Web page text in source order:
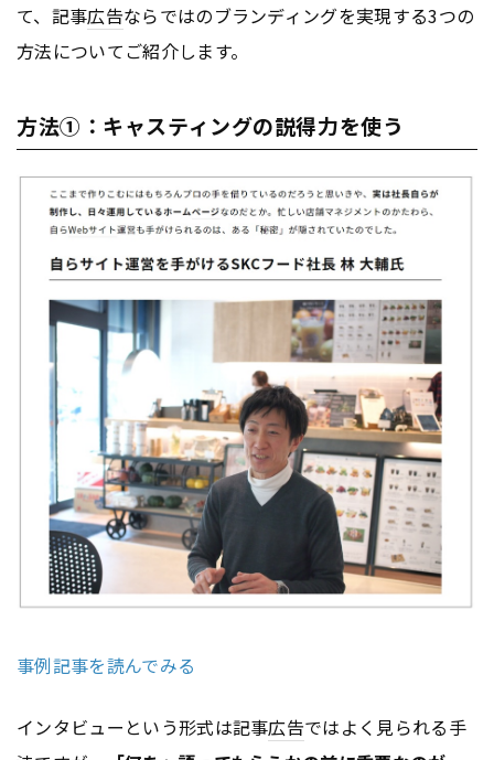
て、記事広告ならではのブランディングを実現する3つの
方法についてご紹介します。
方法①：キャスティングの説得力を使う
事例記事を読んでみる
インタビューという形式は記事広告ではよく見られる手